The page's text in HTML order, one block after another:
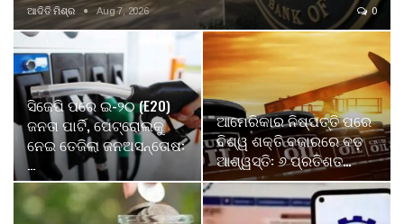
ଆଦିତି ମିଶ୍ର Aug 7, 2026 0
ସିଜେପି ପରେ ଇ-୨୦ (E20)
ଜନତା ପାର୍ଟି, ପେଟ୍ରୋଲକୁ
ନେଇ ତେଜିଲା ଜନଅସନ୍ତୋଷ:
…
ଆମେରିକାର ନିଷ୍ପତ୍ତି ପରେ
ବିଶ୍ୱ ଶକ୍ତି ବଜାରରେ ବଡ଼
ଆଶ୍ୱସ୍ତି: ୬ ପ୍ରତିଶତ…